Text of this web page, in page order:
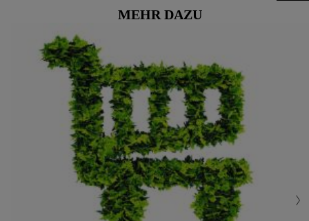
MEHR DAZU